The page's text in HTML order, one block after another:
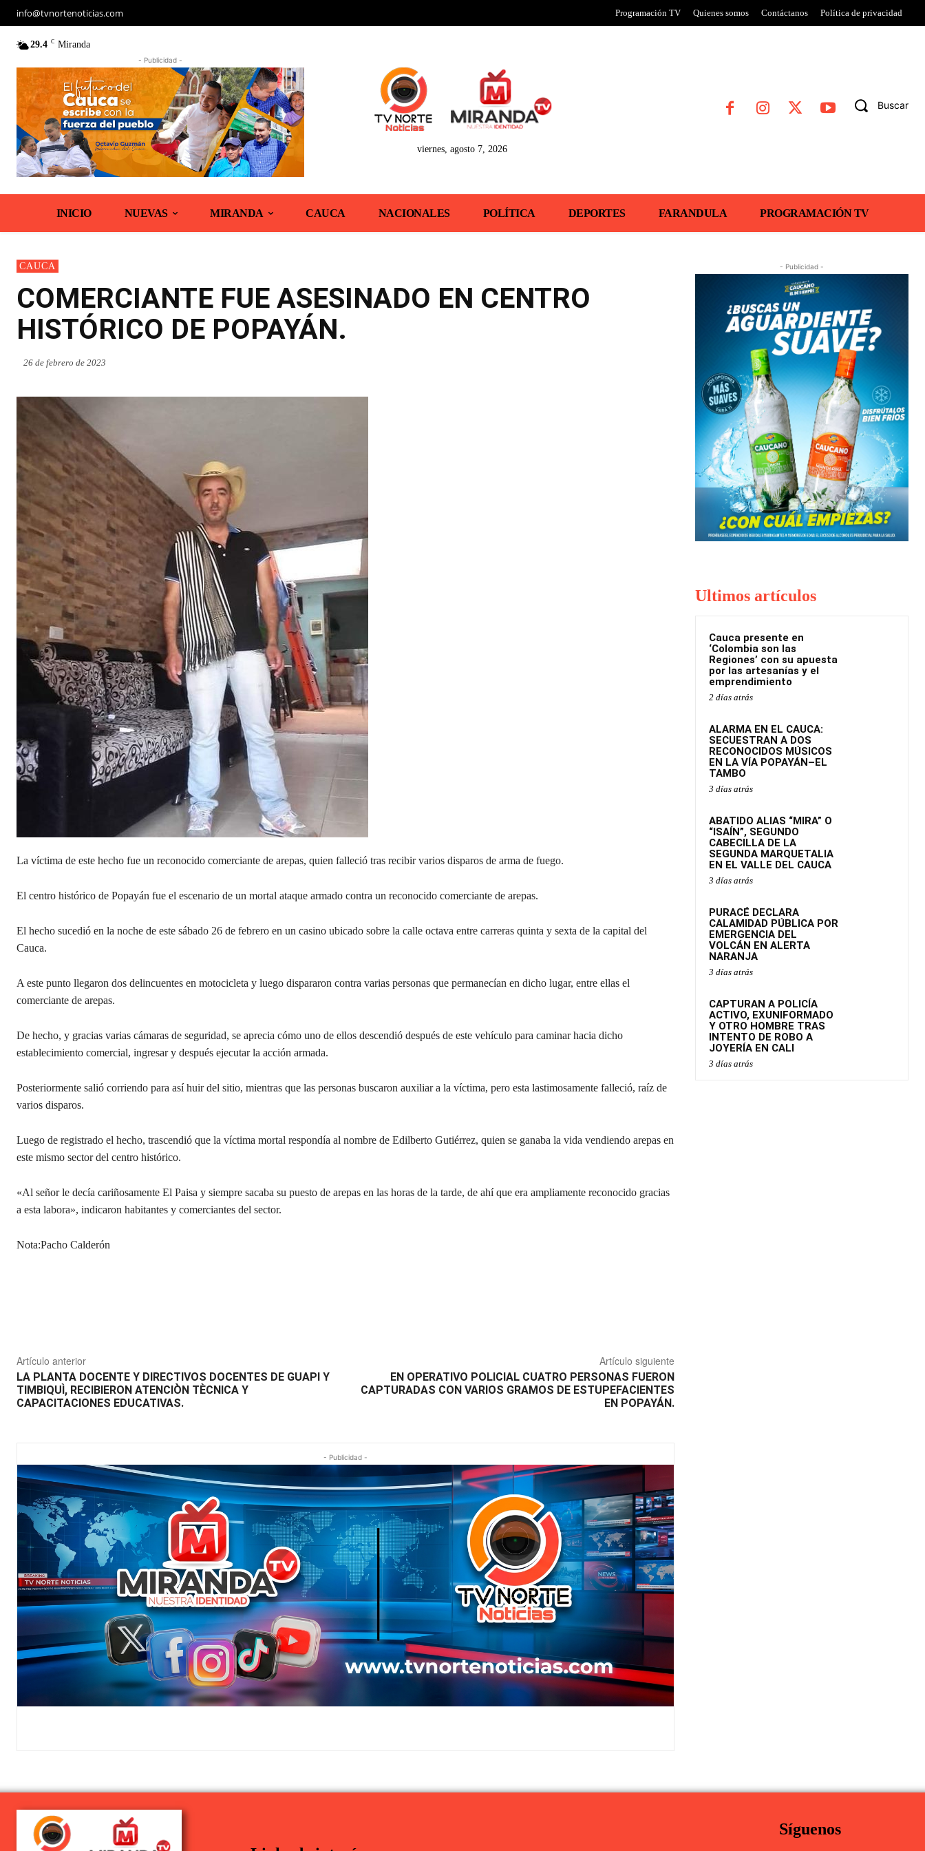
info@tvnortenoticias.com Programación TV Quienes somos Contáctanos Política de privacidad
29.4 C Miranda
- Publicidad -
viernes, agosto 7, 2026
Buscar
INICIO NUEVAS MIRANDA CAUCA NACIONALES POLÍTICA DEPORTES FARANDULA PROGRAMACIÓN TV
CAUCA
COMERCIANTE FUE ASESINADO EN CENTRO
HISTÓRICO DE POPAYÁN.
26 de febrero de 2023
La víctima de este hecho fue un reconocido comerciante de arepas, quien falleció tras recibir varios disparos de arma de fuego.
El centro histórico de Popayán fue el escenario de un mortal ataque armado contra un reconocido comerciante de arepas.
El hecho sucedió en la noche de este sábado 26 de febrero en un casino ubicado sobre la calle octava entre carreras quinta y sexta de la capital del
Cauca.
A este punto llegaron dos delincuentes en motocicleta y luego dispararon contra varias personas que permanecían en dicho lugar, entre ellas el
comerciante de arepas.
De hecho, y gracias varias cámaras de seguridad, se aprecia cómo uno de ellos descendió después de este vehículo para caminar hacia dicho
establecimiento comercial, ingresar y después ejecutar la acción armada.
Posteriormente salió corriendo para así huir del sitio, mientras que las personas buscaron auxiliar a la víctima, pero esta lastimosamente falleció, raíz de
varios disparos.
Luego de registrado el hecho, trascendió que la víctima mortal respondía al nombre de Edilberto Gutiérrez, quien se ganaba la vida vendiendo arepas en
este mismo sector del centro histórico.
«Al señor le decía cariñosamente El Paisa y siempre sacaba su puesto de arepas en las horas de la tarde, de ahí que era ampliamente reconocido gracias
a esta labora», indicaron habitantes y comerciantes del sector.
Nota:Pacho Calderón
Artículo anterior
LA PLANTA DOCENTE Y DIRECTIVOS DOCENTES DE GUAPI Y
TIMBIQUÌ, RECIBIERON ATENCIÒN TÈCNICA Y
CAPACITACIONES EDUCATIVAS.
Artículo siguiente
EN OPERATIVO POLICIAL CUATRO PERSONAS FUERON
CAPTURADAS CON VARIOS GRAMOS DE ESTUPEFACIENTES
EN POPAYÁN.
- Publicidad -
- Publicidad -
Ultimos artículos
Cauca presente en
‘Colombia son las
Regiones’ con su apuesta
por las artesanías y el
emprendimiento
2 días atrás
ALARMA EN EL CAUCA:
SECUESTRAN A DOS
RECONOCIDOS MÚSICOS
EN LA VÍA POPAYÁN–EL
TAMBO
3 días atrás
ABATIDO ALIAS “MIRA” O
“ISAÍN”, SEGUNDO
CABECILLA DE LA
SEGUNDA MARQUETALIA
EN EL VALLE DEL CAUCA
3 días atrás
PURACÉ DECLARA
CALAMIDAD PÚBLICA POR
EMERGENCIA DEL
VOLCÁN EN ALERTA
NARANJA
3 días atrás
CAPTURAN A POLICÍA
ACTIVO, EXUNIFORMADO
Y OTRO HOMBRE TRAS
INTENTO DE ROBO A
JOYERÍA EN CALI
3 días atrás
Síguenos